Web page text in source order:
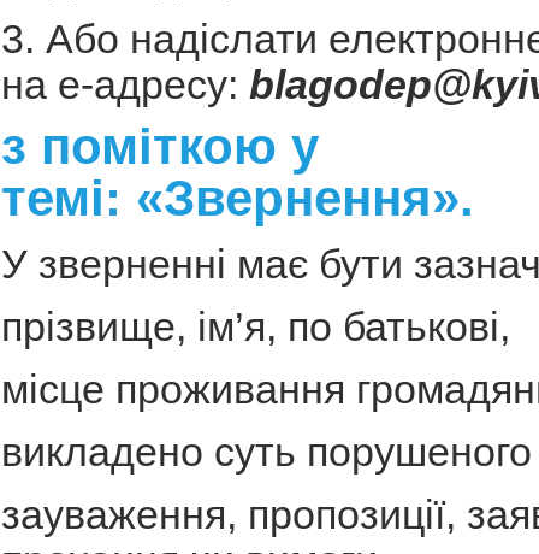
3. Або надіслати
на е-адресу: blagodep@
з поміткою у
темі: «Звернення».
У зверненні має бути
прізвище, ім’я, по батькові,
місце проживання
викладено суть
зауваження, пропозиції,